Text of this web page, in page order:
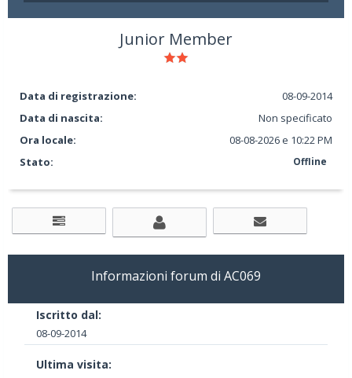
Junior Member
Data di registrazione:
08-09-2014
Data di nascita:
Non specificato
Ora locale:
08-08-2026 e 10:22 PM
Stato:
Offline
Informazioni forum di AC069
Iscritto dal:
08-09-2014
Ultima visita: